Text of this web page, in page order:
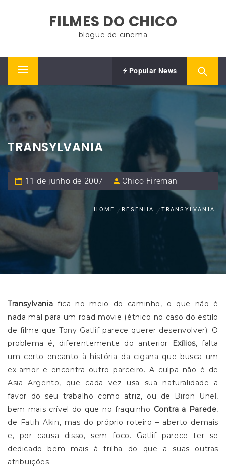
FILMES DO CHICO
blogue de cinema
Primary
Menu
Popular News
TRANSYLVANIA
11 de junho de 2007 Chico Fireman
HOME RESENHA TRANSYLVANIA
Transylvania fica no meio do caminho, o que não é
nada mal para um road movie (étnico no caso do estilo
de filme queTony Gatlifparece querer desenvolver). O
problema é, diferentemente do anterior
Exílios, falta
um certo encanto à história da cigana que busca um
ex-amor e encontra outro parceiro. A culpa não é de
Asia Argento, que cada vez usa sua naturalidade a
favor do seu trabalho como atriz, ou de Biron Ünel,
bem mais crível do que no fraquinho Contra a Parede,
de Fatih Akin, mas do próprio roteiro – aberto demais
e, por causa disso, sem foco. Gatlif parece ter se
dedicado bem mais à trilha do que a suas outras
atribuições.